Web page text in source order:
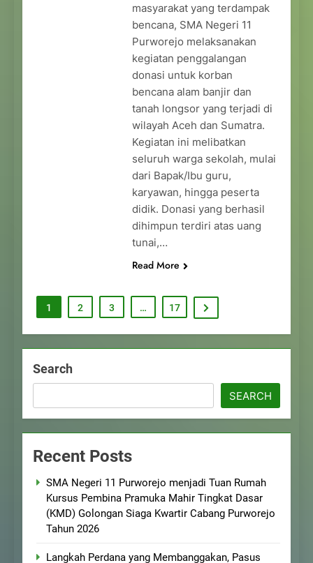
masyarakat yang terdampak
bencana, SMA Negeri 11
Purworejo melaksanakan
kegiatan penggalangan
donasi untuk korban
bencana alam banjir dan
tanah longsor yang terjadi di
wilayah Aceh dan Sumatra.
Kegiatan ini melibatkan
seluruh warga sekolah, mulai
dari Bapak/Ibu guru,
karyawan, hingga peserta
didik. Donasi yang berhasil
dihimpun terdiri atas uang
tunai,…
Read More
1 2 3 … 17
Search
SEARCH
Recent Posts
SMA Negeri 11 Purworejo menjadi Tuan Rumah
Kursus Pembina Pramuka Mahir Tingkat Dasar
(KMD) Golongan Siaga Kwartir Cabang Purworejo
Tahun 2026
Langkah Perdana yang Membanggakan, Pasus